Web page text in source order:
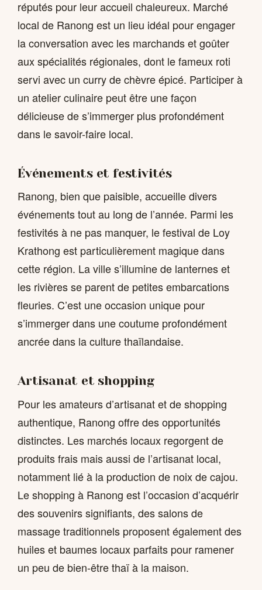
réputés pour leur accueil chaleureux. Marché
local de Ranong est un lieu idéal pour engager
la conversation avec les marchands et goûter
aux spécialités régionales, dont le fameux roti
servi avec un curry de chèvre épicé. Participer à
un atelier culinaire peut être une façon
délicieuse de s’immerger plus profondément
dans le savoir-faire local.
Événements et festivités
Ranong, bien que paisible, accueille divers
événements tout au long de l’année. Parmi les
festivités à ne pas manquer, le festival de Loy
Krathong est particulièrement magique dans
cette région. La ville s’illumine de lanternes et
les rivières se parent de petites embarcations
fleuries. C’est une occasion unique pour
s’immerger dans une coutume profondément
ancrée dans la culture thaïlandaise.
Artisanat et shopping
Pour les amateurs d’artisanat et de shopping
authentique, Ranong offre des opportunités
distinctes. Les marchés locaux regorgent de
produits frais mais aussi de l’artisanat local,
notamment lié à la production de noix de cajou.
Le shopping à Ranong est l’occasion d’acquérir
des souvenirs signifiants, des salons de
massage traditionnels proposent également des
huiles et baumes locaux parfaits pour ramener
un peu de bien-être thaï à la maison.